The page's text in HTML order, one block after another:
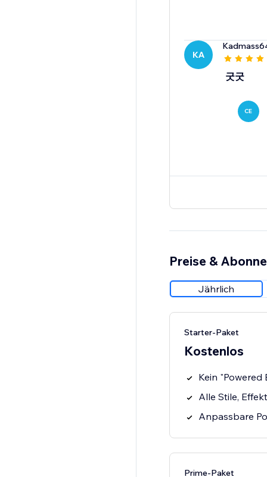
KA
굿굿
CE
Preise &
Jährlich
Starter-Paket
Kostenlos
Kein "Powered
Alle Stile,
Anpassbare
Prime-Paket